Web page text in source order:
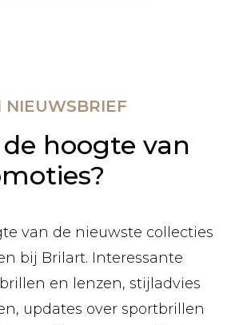
NIEUWSBRIEF
hoogte van
van de nieuwste collecties
bij Brilart. Interessante
en lenzen, stijladvies
updates over sportbrillen